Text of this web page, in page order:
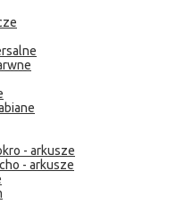
- arkusze
- arkusze